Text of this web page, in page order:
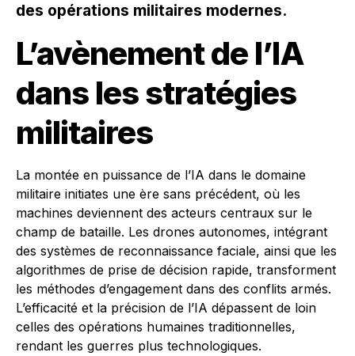
des opérations militaires modernes.
L’avènement de l’IA
dans les stratégies
militaires
La montée en puissance de l’IA dans le domaine
militaire initiates une ère sans précédent, où les
machines deviennent des acteurs centraux sur le
champ de bataille. Les drones autonomes, intégrant
des systèmes de reconnaissance faciale, ainsi que les
algorithmes de prise de décision rapide, transforment
les méthodes d’engagement dans des conflits armés.
L’efficacité et la précision de l’IA dépassent de loin
celles des opérations humaines traditionnelles,
rendant les guerres plus technologiques.